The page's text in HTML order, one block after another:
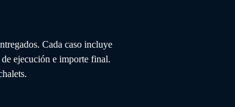
Cada caso incluye
ejecución e importe final.